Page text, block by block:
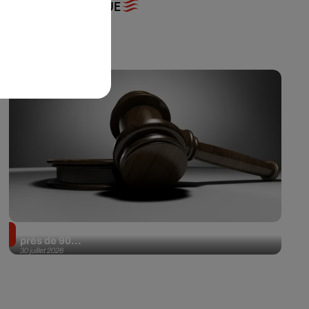
+ DE MUSIQUE
30 juillet 2026
près de 90...